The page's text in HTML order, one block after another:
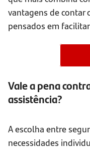
vantagens de contar
pensados em
Vale a pena
assistência?
A escolha entre
necessidades